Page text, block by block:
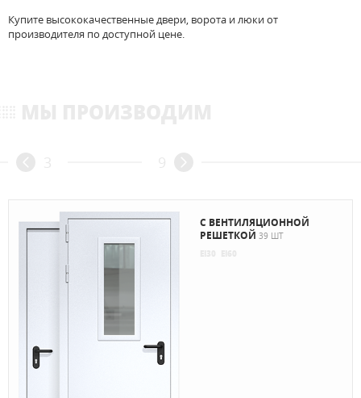
Купите высококачественные двери, ворота и люки от
производителя по доступной цене.
С ВЕНТИЛЯЦИОННОЙ
РЕШЕТКОЙ 39 ШТ